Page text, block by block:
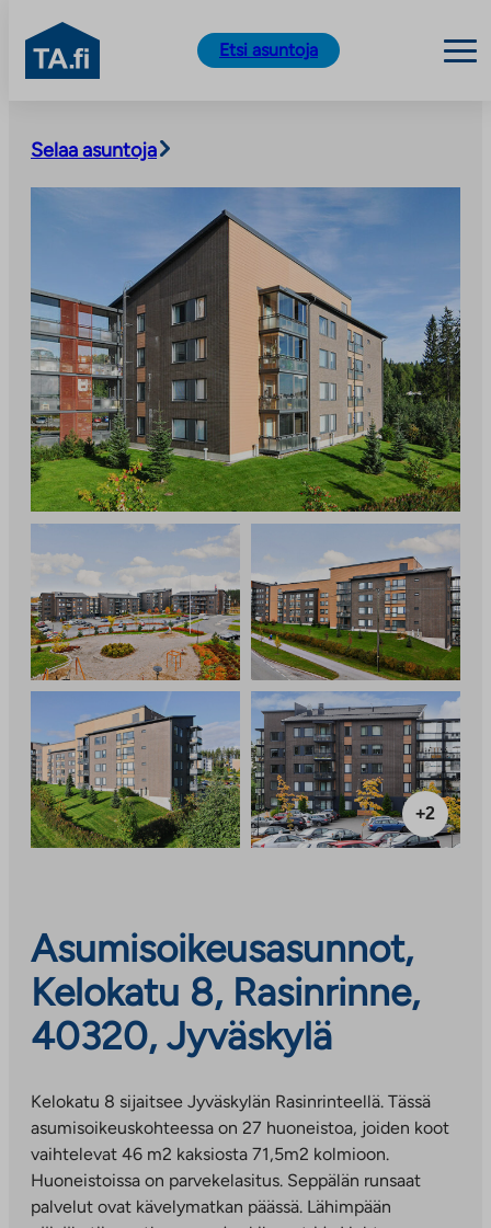
sisältöön
TA.fi
Etsi asuntoja
Selaa asuntoja
+2
Asumisoikeusasunnot,
Kelokatu 8, Rasinrinne,
40320, Jyväskylä
Kelokatu 8 sijaitsee Jyväskylän Rasinrinteellä. Tässä
asumisoikeuskohteessa on 27 huoneistoa, joiden koot
vaihtelevat 46 m2 kaksiosta 71,5m2 kolmioon.
Huoneistoissa on parvekelasitus. Seppälän runsaat
palvelut ovat kävelymatkan päässä. Lähimpään